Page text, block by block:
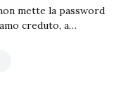
mette la password
creduto, a…